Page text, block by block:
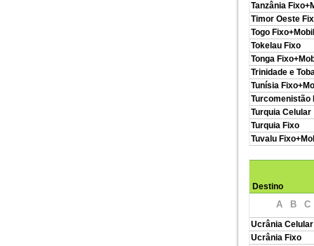
Tanzânia
Timor Oeste
Togo
Tokelau Fixo
Tonga
Trinidade e
Tunísia
Turcomenistão
Turquia Celular
Turquia Fixo
Tuvalu
Destino
A B C
Ucrânia Celular
Ucrânia Fixo